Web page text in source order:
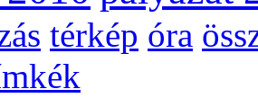
térkép óra